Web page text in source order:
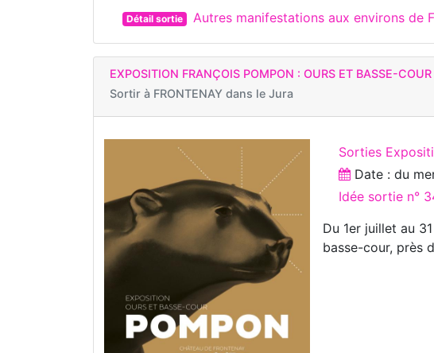
Détail sortie Autres manifestations aux environs de
EXPOSITION FRANÇOIS POMPON : OURS ET BASSE-COUR
Sortir à FRONTENAY dans le Jura
Sorties
Date : du
Idée sortie n°
Du 1er juillet au
basse-cour, près